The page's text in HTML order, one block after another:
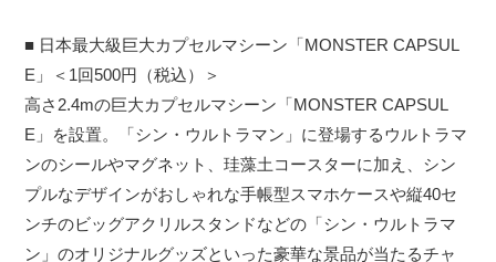
■ 日本最大級巨大カプセルマシーン「MONSTER CAPSUL
E」＜1回500円（税込）＞
高さ2.4mの巨大カプセルマシーン「MONSTER CAPSUL
E」を設置。「シン・ウルトラマン」に登場するウルトラマ
ンのシールやマグネット、珪藻土コースターに加え、シン
プルなデザインがおしゃれな手帳型スマホケースや縦40セ
ンチのビッグアクリルスタンドなどの「シン・ウルトラマ
ン」のオリジナルグッズといった豪華な景品が当たるチャ